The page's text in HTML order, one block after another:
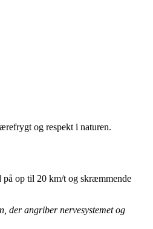
og respekt i naturen.
på op til 20 km/t og skræmmende
der angriber nervesystemet og